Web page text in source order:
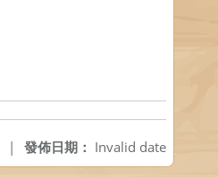
發佈日期： Invalid date
|